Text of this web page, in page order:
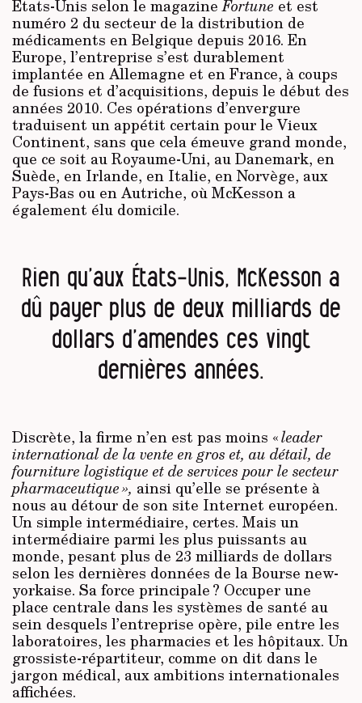
États-Unis selon le magazineFortune et est
numéro 2 du secteur de la distribution de
médicaments en Belgique depuis 2016. En
Europe, l’entreprise s’est durablement
implantée en Allemagne et en France, à coups
de fusions et d’acquisitions, depuis le début des
années 2010. Ces opérations d’envergure
traduisent un appétit certain pour le Vieux
Continent, sans que cela émeuve grand monde,
que ce soit au Royaume-Uni, au Danemark, en
Suède, en Irlande, en Italie, en Norvège, aux
Pays-Bas ou en Autriche, où McKesson a
également élu domicile.
Rien qu’aux États-Unis, McKesson a
dû payer plus de deux milliards de
dollars d’amendes ces vingt
dernières années.
Discrète, la firme n’en est pas moins «leader
international de la vente en gros et, au détail, de
fourniture logistique et de services pour le secteur
pharmaceutique », ainsi qu’elle se présente à
nous au détour de son site Internet européen.
Un simple intermédiaire, certes. Mais un
intermédiaire parmi les plus puissants au
monde, pesant plus de 23 milliards de dollars
selon les dernières données de la Bourse new-
yorkaise. Sa force principale ? Occuper une
place centrale dans les systèmes de santé au
sein desquels l’entreprise opère, pile entre les
laboratoires, les pharmacies et les hôpitaux. Un
grossiste-répartiteur, comme on dit dans le
jargon médical, aux ambitions internationales
affichées.